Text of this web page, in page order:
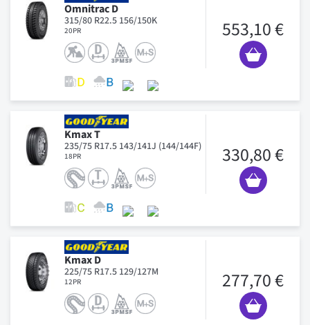
Omnitrac D
315/80 R22.5 156/150K
20PR 553,10 €
Kmax T
235/75 R17.5 143/141J (144/144F)
18PR 330,80 €
Kmax D
225/75 R17.5 129/127M
12PR 277,70 €